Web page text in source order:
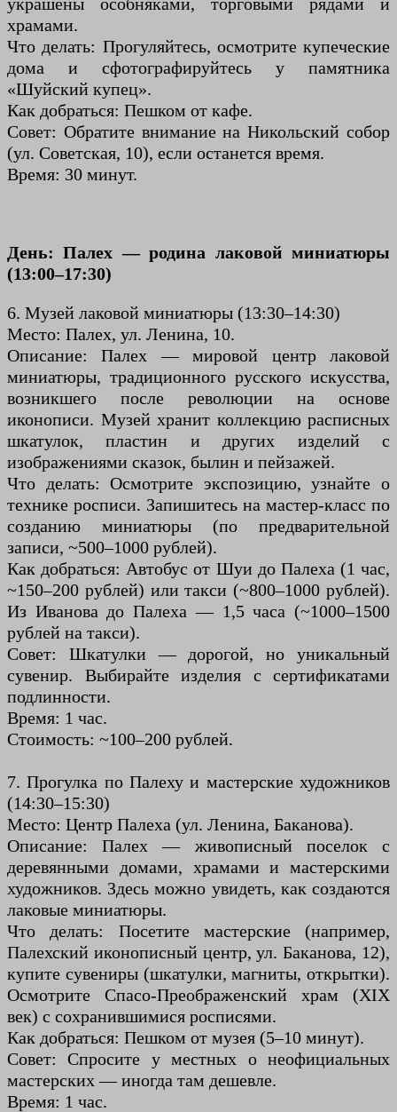
храмами.
Что делать: Прогуляйтесь, осмотрите купеческие
дома и сфотографируйтесь у памятника
«Шуйский купец».
Как добраться: Пешком от кафе.
Совет: Обратите внимание на Никольский собор
(ул. Советская, 10), если останется время.
Время: 30 минут.
День: Палех — родина лаковой миниатюры
(13:00–17:30)
6. Музей лаковой миниатюры (13:30–14:30)
Место: Палех, ул. Ленина, 10.
Описание: Палех — мировой центр лаковой
миниатюры, традиционного русского искусства,
возникшего после революции на основе
иконописи. Музей хранит коллекцию расписных
шкатулок, пластин и других изделий с
изображениями сказок, былин и пейзажей.
Что делать: Осмотрите экспозицию, узнайте о
технике росписи. Запишитесь на мастер-класс по
созданию миниатюры (по предварительной
записи, ~500–1000 рублей).
Как добраться: Автобус от Шуи до Палеха (1 час,
~150–200 рублей) или такси (~800–1000 рублей).
Из Иванова до Палеха — 1,5 часа (~1000–1500
рублей на такси).
Совет: Шкатулки — дорогой, но уникальный
сувенир. Выбирайте изделия с сертификатами
подлинности.
Время: 1 час.
Стоимость: ~100–200 рублей.
7. Прогулка по Палеху и мастерские художников
(14:30–15:30)
Место: Центр Палеха (ул. Ленина, Баканова).
Описание: Палех — живописный поселок с
деревянными домами, храмами и мастерскими
художников. Здесь можно увидеть, как создаются
лаковые миниатюры.
Что делать: Посетите мастерские (например,
Палехский иконописный центр, ул. Баканова, 12),
купите сувениры (шкатулки, магниты, открытки).
Осмотрите Спасо-Преображенский храм (XIX
век) с сохранившимися росписями.
Как добраться: Пешком от музея (5–10 минут).
Совет: Спросите у местных о неофициальных
мастерских — иногда там дешевле.
Время: 1 час.